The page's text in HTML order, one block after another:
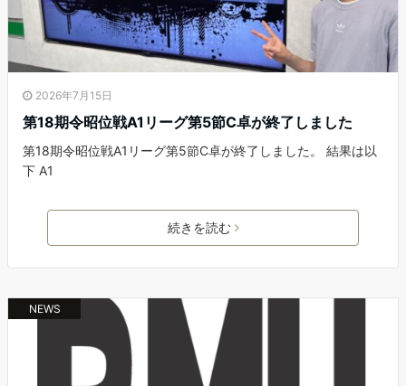
2026年7月15日
第18期令昭位戦A1リーグ第5節C卓が終了しました
第18期令昭位戦A1リーグ第5節C卓が終了しました。 結果は以
下 A1
続きを読む
NEWS